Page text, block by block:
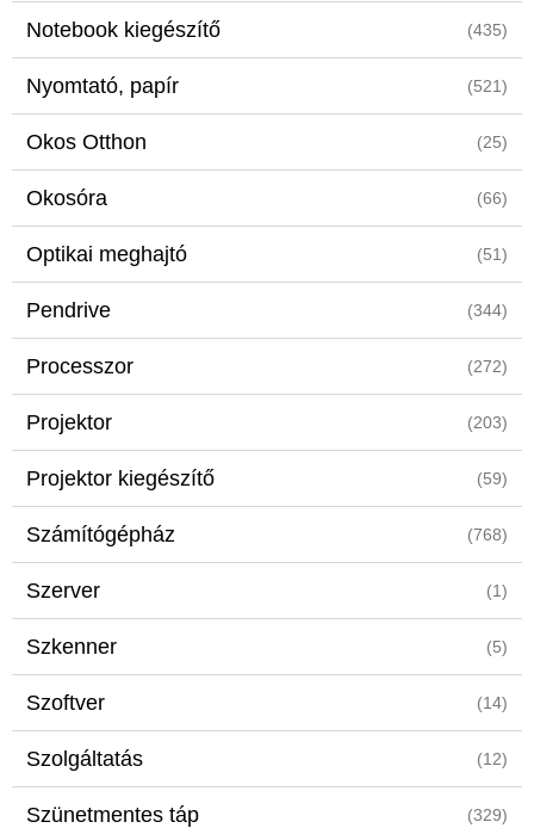
Notebook kiegészítő (435)
Nyomtató, papír (521)
Okos Otthon (25)
Okosóra (66)
Optikai meghajtó (51)
Pendrive (344)
Processzor (272)
Projektor (203)
Projektor kiegészítő (59)
Számítógépház (768)
Szerver (1)
Szkenner (5)
Szoftver (14)
Szolgáltatás (12)
Szünetmentes táp (329)